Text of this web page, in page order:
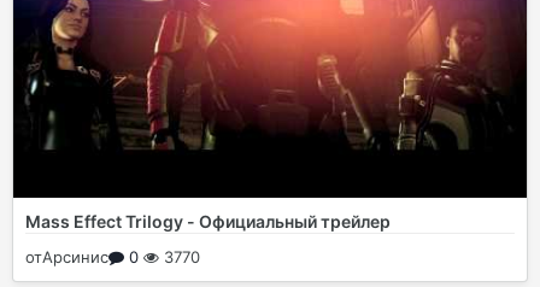
Mass Effect Trilogy - Официальный трейлер
отАрсинис 0 3770